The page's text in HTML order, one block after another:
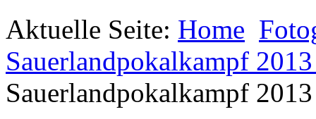
Aktuelle Seite: Home
Sauerlandpokalkampf
Sauerlandpokalkampf